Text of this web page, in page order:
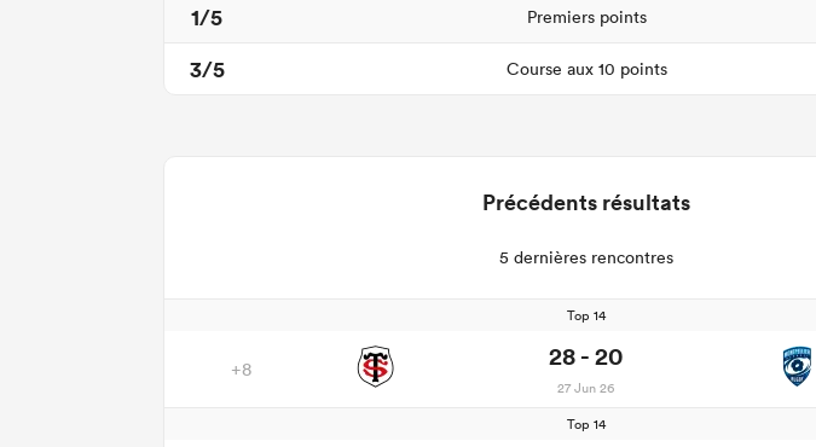
1/5
Premiers points
3/5
Course aux 10 points
Précédents résultats
5 dernières rencontres
Top 14
+8 28 - 20
27 Jun 26
Top 14